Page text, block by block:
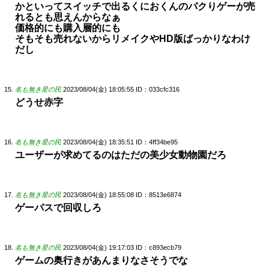
かといってスイッチで出るくにおくんのパクりゲーが売
れるとも思えんからなぁ
価格的にも購入層的にも
そもそも売れないからリメイクやHD版ばっかりなわけ
だし
名も無き星の民 2023/08/04(金) 18:05:55 ID：033cfc316
どうせ赤字
名も無き星の民 2023/08/04(金) 18:35:51 ID：4ff34be95
ユーザーが求めてるのはただの美少女動物園だろ
名も無き星の民 2023/08/04(金) 18:55:08 ID：8513e6874
ゲーパスで回収しろ
名も無き星の民 2023/08/04(金) 19:17:03 ID：c893ecb79
ゲームの奥行きがあんまりなさそうでな